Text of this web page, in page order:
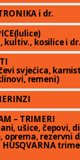
i dr.
kultiv., kosilice i dr.
svjećica,
remeni)
– TRIMERI
ušice, čepovi,
oprema, rezervni
HUSQVARNA